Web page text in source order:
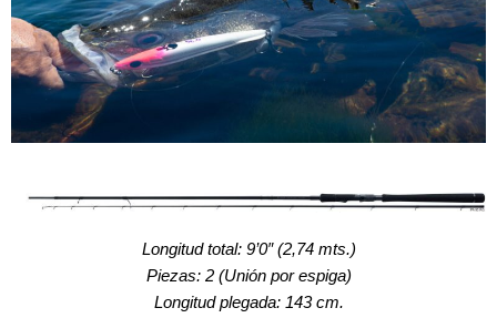
PA 90 JAW BREAKER (RG)
Longitud total: 9’0″ (2,74 mts.)
Piezas: 2 (Unión por espiga)
Longitud plegada: 143 cm.